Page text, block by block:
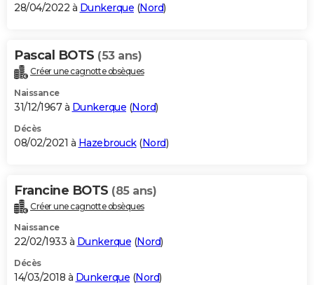
28/04/2022 à Dunkerque (Nord)
Pascal BOTS (53 ans)
Créer une cagnotte obsèques
Naissance
31/12/1967 à Dunkerque (Nord)
Décès
08/02/2021 à Hazebrouck(Nord)
Francine BOTS (85 ans)
Créer une cagnotte obsèques
Naissance
22/02/1933 à Dunkerque (Nord)
Décès
14/03/2018 à Dunkerque (Nord)